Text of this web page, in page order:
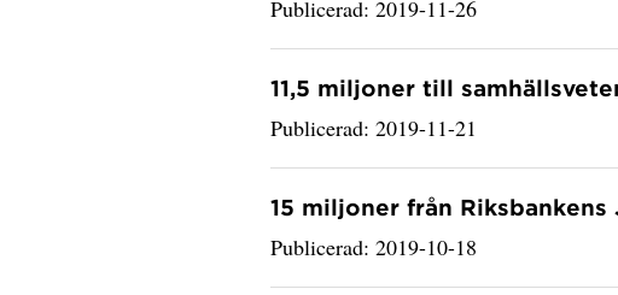
Publicerad: 2019-11-26
11,5 miljoner till
Publicerad: 2019-11-21
15 miljoner från
Publicerad: 2019-10-18